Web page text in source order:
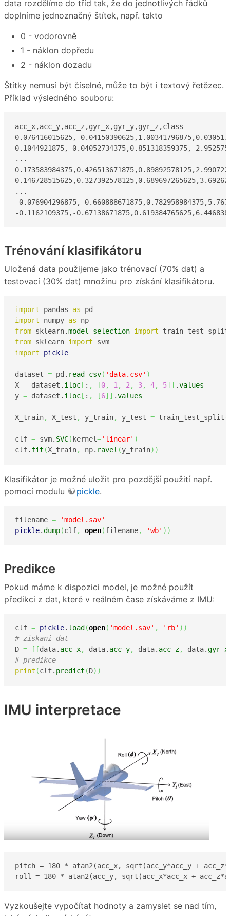
data rozdělíme do tříd tak, že do jednotlivých řádků
doplníme jednoznačný štítek, např. takto
0 - vodorovně
1 - náklon dopředu
2 - náklon dozadu
Štítky nemusí být číselné, může to být i textový řetězec.
Příklad výsledného souboru:
acc_x,acc_y,acc_z,gyr_x,gyr_y,gyr_z,class
0.076416015625,-
0.1044921875,-0.04052734375,0.851318359375,-
...
...
-0.076904296875,-
-0.1162109375,-
Trénování klasifikátoru
Uložená data použijeme jako trénovací (70% dat) a
testovací (30% dat) množinu pro získání klasifikátoru.
import pandas as
import numpy as
from sklearn.model_selection import
from sklearn import
import
pickle
dataset = pd. read_csv( 'data.csv' )
X = dataset. iloc [ : , [0, 1, 2, 3, 4, 5] ] .values
y = dataset. iloc [ : , [6] ] .values
X_train, X_test , y_train, y_test = train_test_split
clf = svm. SVC( kernel='linear' )
clf. fit (X_train, np. ravel (y_train) )
Klasifikátor je možné uložit pro pozdější použití např.
pomocí modulu
pickle.
filename =
'model.sav'
pickle.dump(clf, open(filename, 'wb' ) )
Predikce
Pokud máme k dispozici model, je možné použít
předikci z dat, které v reálném čase získáváme z IMU:
clf = pickle. load (open( 'model.sav' , 'rb' ) )
# ziskani dat
D = [ [data. acc_x, data. acc_y, data. acc_z, data.gyr_x
# predikce
print (clf. predict (D) )
IMU interpretace
pitch = 180 * atan2(acc_x, sqrt(acc_y*acc_y +
roll = 180 * atan2(acc_y, sqrt(acc_x*acc_x +
Vyzkoušejte vypočítat hodnoty a zamyslet se nad tím,